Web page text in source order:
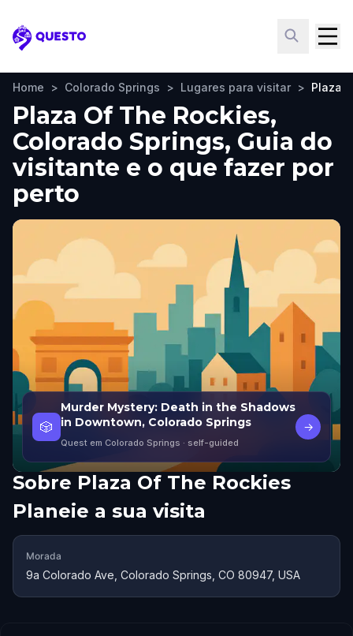
Questo
Home > Colorado Springs > Lugares para visitar > Plaza
Plaza Of The Rockies,
Colorado Springs, Guia do
visitante e o que fazer por
perto
🎲
Murder Mystery: Death in the Shadows
in Downtown, Colorado Springs
Quest em Colorado Springs · self-guided
→
Sobre Plaza Of The Rockies
Planeie a sua visita
Morada
9a Colorado Ave, Colorado Springs, CO 80947, USA